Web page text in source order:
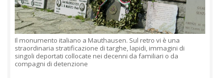
Il monumento italiano a Mauthausen. Sul retro vi è una
straordinaria stratificazione di targhe, lapidi, immagini di
singoli deportati collocate nei decenni da familiari o da
compagni di detenzione